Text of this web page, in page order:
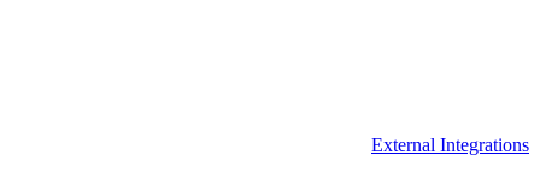
External Integrations